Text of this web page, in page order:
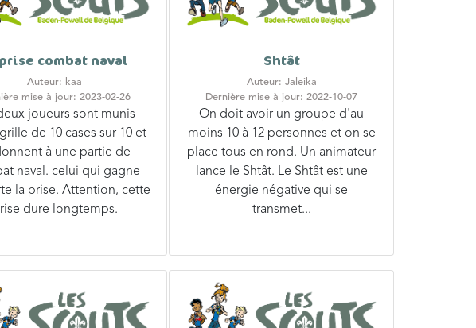
combat naval
Auteur: kaa
mise à jour: 2023-02-26
joueurs sont munis
de 10 cases sur 10 et
à une partie de
naval. celui qui gagne
la prise. Attention, cette
dure longtemps.
Shtât
Auteur: Jaleika
Dernière mise à jour: 2022-10-07
On doit avoir un groupe d'au
moins 10 à 12 personnes et on se
place tous en rond. Un animateur
lance le Shtât. Le Shtât est une
énergie négative qui se
transmet...